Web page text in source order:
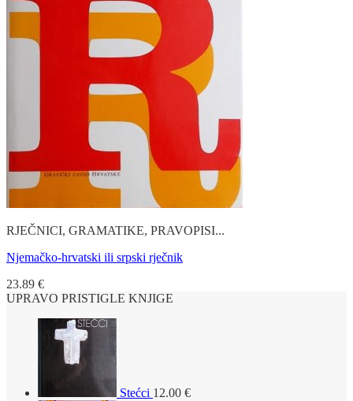
RJEČNICI, GRAMATIKE, PRAVOPISI...
Njemačko-hrvatski ili srpski rječnik
23.89 €
UPRAVO PRISTIGLE KNJIGE
Stećci 12.00 €